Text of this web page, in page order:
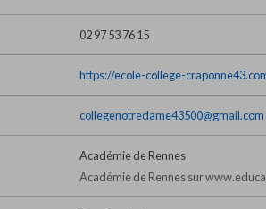
02 97 53 76 15
https://ecole-college-
collegenotredame43500@gmail.com
Académie de Rennes
Académie de Rennes sur